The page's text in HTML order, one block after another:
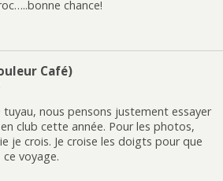
chance!
Café)
tuyau, nous pensons justement essayer
club cette année. Pour les photos,
je crois. Je croise les doigts pour que
voyage.